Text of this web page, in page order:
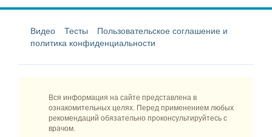
Видео Тесты
Пользовательское соглашение и
политика конфиденциальности
Вся информация на сайте представлена в
ознакомительных целях. Перед применением любых
рекомендаций обязательно проконсультируйтесь с
врачом.